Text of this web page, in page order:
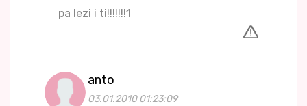
pa lezi i ti!!!!!!!1
anto
03.01.2010 01:23:09